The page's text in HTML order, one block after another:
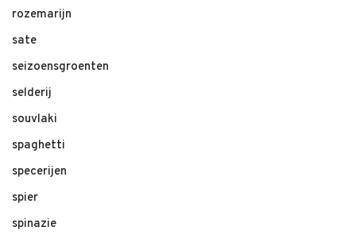
rozemarijn
sate
seizoensgroenten
selderij
souvlaki
spaghetti
specerijen
spier
spinazie